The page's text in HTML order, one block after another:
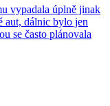
vypadala úplně jinak
aut, dálnic bylo jen
se často plánovala